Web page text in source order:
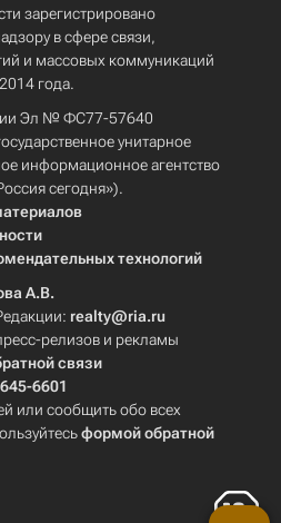
зарегистрировано
в сфере связи,
и массовых коммуникаций
года.
Эл № ФС77-57640
унитарное
информационное агентство
сегодня»).
технологий
А.В.
realty@ria.ru
релизов и рекламы
связи
6601
или сообщить обо всех
формой обратной